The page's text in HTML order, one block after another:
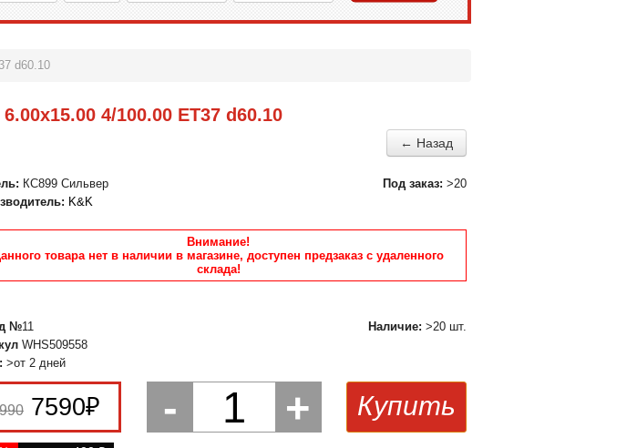
d60.10
4/100.00 ET37 d60.10
← Назад
Под заказ: >20
КС899 Сильвер
K&K
Внимание!
товара нет в наличии в магазине, доступен предзаказ с удаленного
склада!
Наличие: >20 шт.
№11
WHS509558
>от 2 дней
7590₽ - 1 + Купить